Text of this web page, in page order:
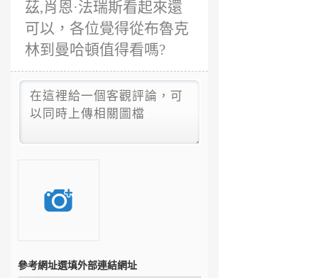
茲,肖恩·法瑞斯看起來還
可以，各位覺得從布魯克
林到曼哈頓值得看嗎?
參考網址選填外部連結網址